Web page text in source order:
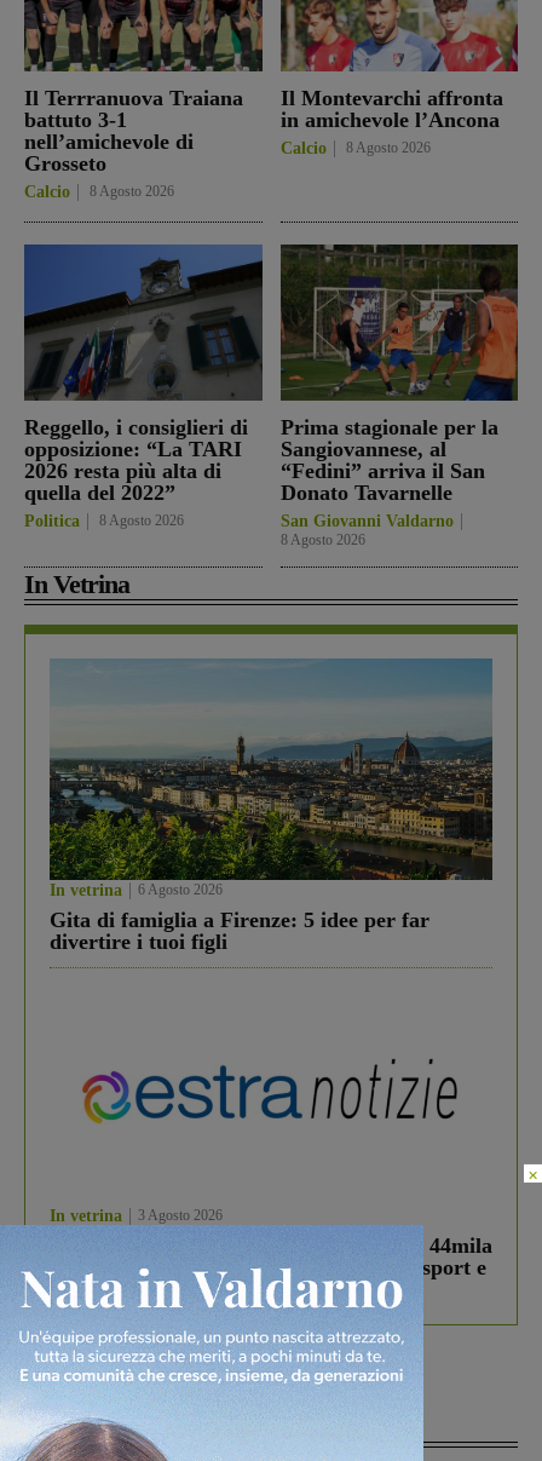
Il Terrranuova Traiana
battuto 3-1
nell’amichevole di
Grosseto
Calcio 8 Agosto 2026
Il Montevarchi affronta
in amichevole l’Ancona
Calcio 8 Agosto 2026
Reggello, i consiglieri di
opposizione: “La TARI
2026 resta più alta di
quella del 2022”
Politica 8 Agosto 2026
Prima stagionale per la
Sangiovannese, al
“Fedini” arriva il San
Donato Tavarnelle
San Giovanni Valdarno
8 Agosto 2026
In Vetrina
In vetrina 6 Agosto 2026
Gita di famiglia a Firenze: 5 idee per far
divertire i tuoi figli
In vetrina 3 Agosto 2026
Estra Notizie agosto: Smart Cities, oltre 44mila
studenti coinvolti, torna il bando per lo sport e
debutta il podcast Estrair
Più lette
×